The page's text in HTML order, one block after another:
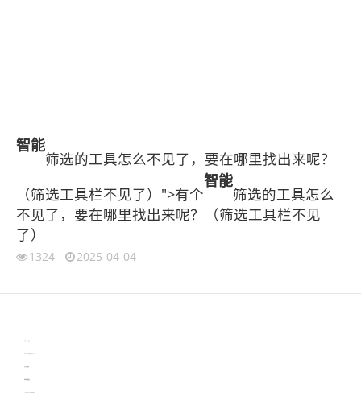
智能
筛选的工具怎么不见了，要在哪里找出来呢？
（筛选工具栏不见了）">有个
智能
筛选的工具怎么
不见了，要在哪里找出来呢？（筛选工具栏不见
了）
1324 2025-04-04